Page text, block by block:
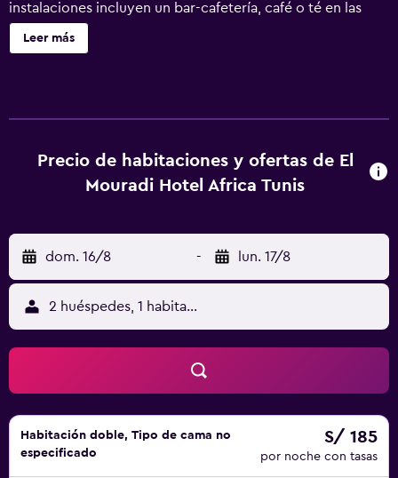
instalaciones incluyen un bar-cafetería, café o té en las
zonas comunes y servicio de habitaciones las 24 horas.
Hotel Africa ofrece 212 alojamientos con minibar y caja
wifi gratis. Los servicios para las personas de negocios
incluyen escritorio y teléfono. Las habitaciones también
todos los días.
Leer más
Precio de habitaciones y ofertas de El
Mouradi Hotel Africa Tunis
dom. 16/8 - lun. 17/8
2 huéspedes, 1 habitación
Habitación doble, Tipo de cama no
especificado
S/ 185
por noche con tasas